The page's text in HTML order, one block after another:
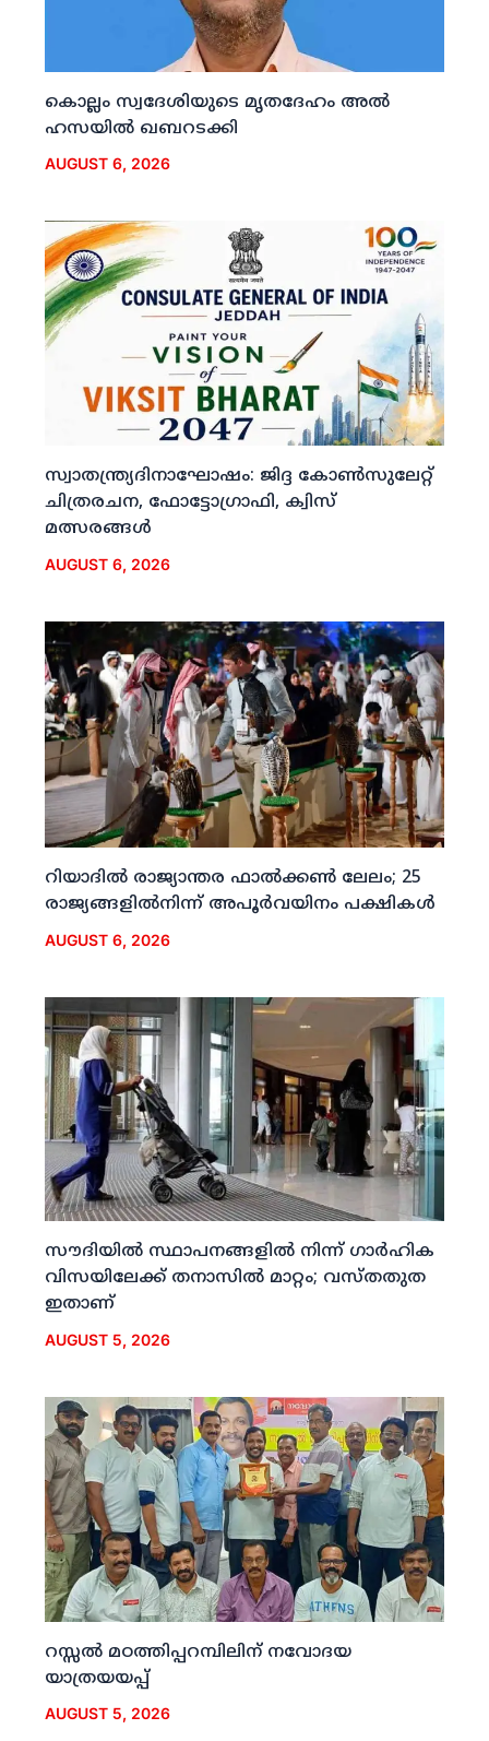
കൊല്ലം സ്വദേശിയുടെ മൃതദേഹം അല്‍
ഹസയില്‍ ഖബറടക്കി
AUGUST 6, 2026
സ്വാതന്ത്ര്യദിനാഘോഷം: ജിദ്ദ കോണ്‍സുലേറ്റ്
ചിത്രരചന, ഫോട്ടോഗ്രാഫി, ക്വിസ്
മത്സരങ്ങള്‍
AUGUST 6, 2026
റിയാദില്‍ രാജ്യാന്തര ഫാല്‍ക്കണ്‍ ലേലം; 25
രാജ്യങ്ങളില്‍നിന്ന് അപൂര്‍വയിനം പക്ഷികള്‍
AUGUST 6, 2026
സൗദിയില്‍ സ്ഥാപനങ്ങളില്‍ നിന്ന് ഗാര്‍ഹിക
വിസയിലേക്ക് തനാസില്‍ മാറ്റം; വസ്തതുത
ഇതാണ്
AUGUST 5, 2026
റസ്സല്‍ മഠത്തിപ്പറമ്പിലിന് നവോദയ
യാത്രയയപ്പ്
AUGUST 5, 2026